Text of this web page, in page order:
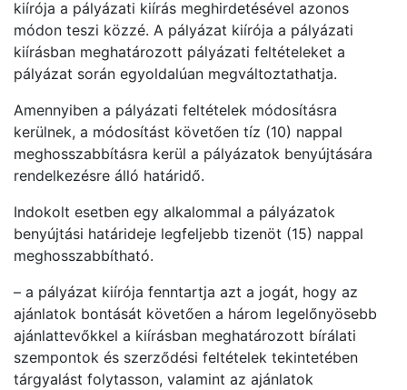
kiírója a pályázati kiírás meghirdetésével azonos
módon teszi közzé. A pályázat kiírója a pályázati
kiírásban meghatározott pályázati feltételeket a
pályázat során egyoldalúan megváltoztathatja.
Amennyiben a pályázati feltételek módosításra
kerülnek, a módosítást követően tíz (10) nappal
meghosszabbításra kerül a pályázatok benyújtására
rendelkezésre álló határidő.
Indokolt esetben egy alkalommal a pályázatok
benyújtási határideje legfeljebb tizenöt (15) nappal
meghosszabbítható.
– a pályázat kiírója fenntartja azt a jogát, hogy az
ajánlatok bontását követően a három legelőnyösebb
ajánlattevőkkel a kiírásban meghatározott bírálati
szempontok és szerződési feltételek tekintetében
tárgyalást folytasson, valamint az ajánlatok